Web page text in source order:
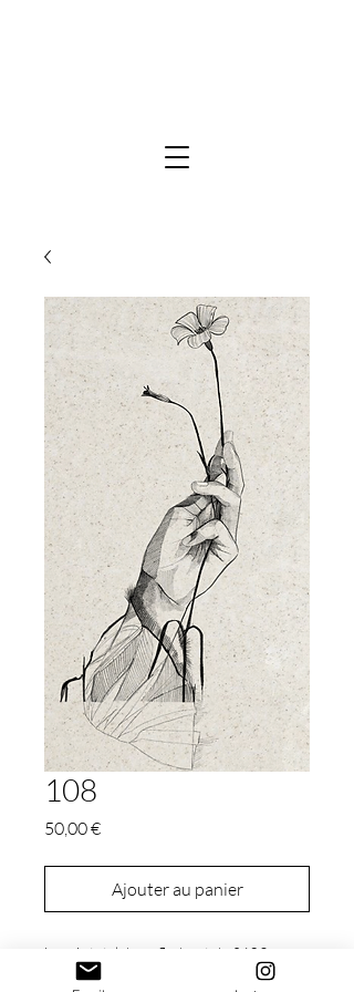
108
50,00 €Prix
Ajouter au panier
Le prix total de ce flash est de 260€.
Les 50€ affichés correspondent aux